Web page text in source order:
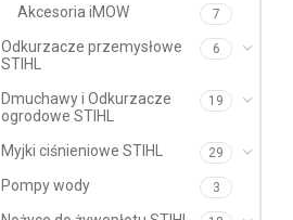
Akcesoria iMOW 7
Odkurzacze przemysłowe
STIHL
6
Dmuchawy i Odkurzacze
ogrodowe STIHL
19
Myjki ciśnieniowe STIHL 29
Pompy wody 3